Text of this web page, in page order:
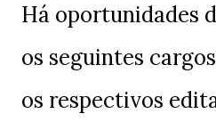
Há oportunidades
os seguintes
os respectivos